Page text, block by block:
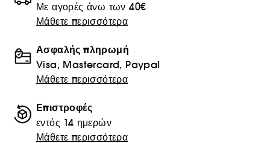
Με αγορές άνω των 40€
Μάθετε περισσότερα
Ασφαλής πληρωμή
Visa, Mastercard, Paypal
Μάθετε περισσότερα
Επιστροφές
εντός 14 ημερών
Μάθετε περισσότερα